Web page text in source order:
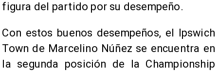
figura del partido por su desempeño.
Con estos buenos desempeños, el Ipswich
Town de Marcelino Núñez se encuentra en
la segunda posición de la Championship